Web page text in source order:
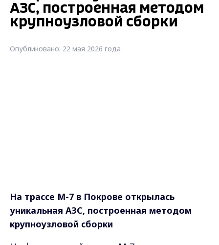
АЗС, построенная методом
крупноузловой сборки
Опубликовано: 22 мая 2026 года
На трассе М-7 в Покрове открылась
уникальная АЗС, построенная методом
крупноузловой сборки